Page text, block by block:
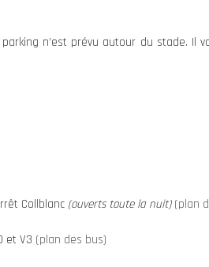
n’est prévu autour du stade. Il
Collblanc (ouverts toute la nuit) (plan
et V3 (plan des bus)